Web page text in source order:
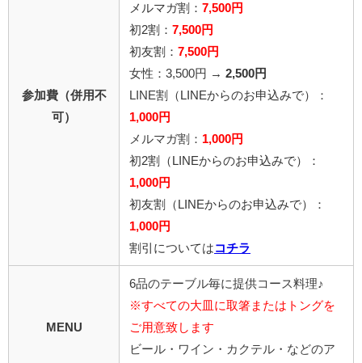
参加費（併用不
可）
メルマガ割： 7,500円
初2割： 7,500円
初友割： 7,500円
女性：3,500円 → 2,500円
LINE割
（LINEからのお申込みで）
：
1,000円
メルマガ割： 1,000円
初2割（LINEからのお申込みで）：
1,000円
初友割（LINEからのお申込みで）：
1,000円
割引については コチラ
MENU
6品のテーブル毎に提供コース料理♪
※すべての大皿に取箸またはトングを
ご用意致します
ビール・ワイン・カクテル・などのア